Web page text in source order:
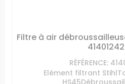
Filtre à air
RÉFÉRENCE:
Elément filtrant